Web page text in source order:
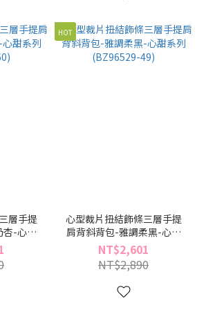
層手提
杏-心甜
HOT
心型裁片扭結飾條三層手提
肩背斜背包-雅調柔黑-心甜
系列(BZ96529-49)
NT$2,601
NT$2,890